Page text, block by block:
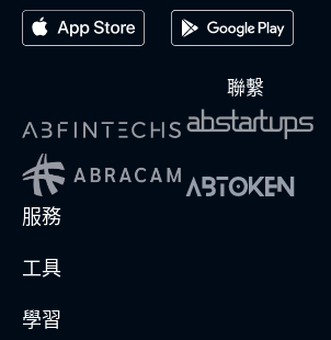
聯繫
服務
工具
學習